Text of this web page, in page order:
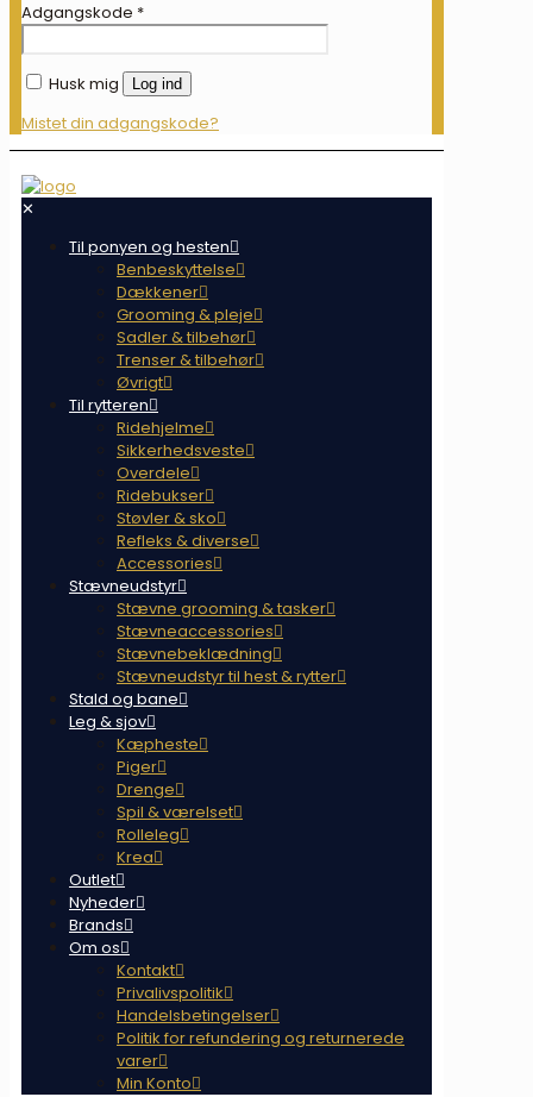
Adgangskode *
Husk mig Log ind
Mistet din adgangskode?
✕
Til ponyen og hesten
Benbeskyttelse
Dækkener
Grooming & pleje
Sadler & tilbehør
Trenser & tilbehør
Øvrigt
Til rytteren
Ridehjelme
Sikkerhedsveste
Overdele
Ridebukser
Støvler & sko
Refleks & diverse
Accessories
Stævneudstyr
Stævne grooming & tasker
Stævneaccessories
Stævnebeklædning
Stævneudstyr til hest & rytter
Stald og bane
Leg & sjov
Kæpheste
Piger
Drenge
Spil & værelset
Rolleleg
Krea
Outlet
Nyheder
Brands
Om os
Kontakt
Privalivspolitik
Handelsbetingelser
Politik for refundering og returnerede
varer
Min Konto